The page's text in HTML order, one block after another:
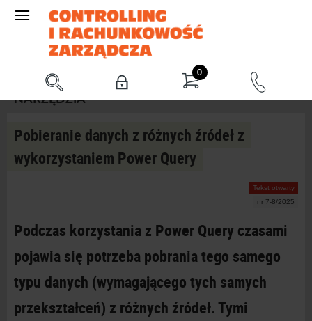
0
NARZĘDZIA
Pobieranie danych z różnych źródeł z
wykorzystaniem Power Query
Tekst otwarty
nr 7-8/2025
Podczas korzystania z Power Query czasami
pojawia się potrzeba pobrania tego samego
typu danych (wymagającego tych samych
przekształceń) z różnych źródeł. Tymi